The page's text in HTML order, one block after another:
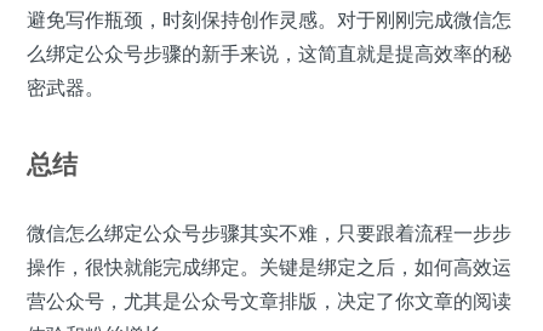
避免写作瓶颈，时刻保持创作灵感。对于刚刚完成微信怎
么绑定公众号步骤的新手来说，这简直就是提高效率的秘
密武器。
总结
微信怎么绑定公众号步骤其实不难，只要跟着流程一步步
操作，很快就能完成绑定。关键是绑定之后，如何高效运
营公众号，尤其是公众号文章排版，决定了你文章的阅读